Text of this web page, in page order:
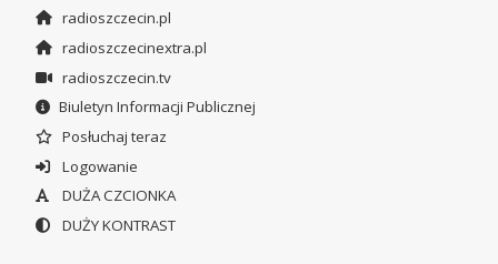
radioszczecin.pl
radioszczecinextra.pl
radioszczecin.tv
Biuletyn Informacji Publicznej
Posłuchaj teraz
Logowanie
DUŻA CZCIONKA
DUŻY KONTRAST